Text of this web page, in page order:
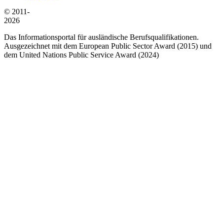
© 2011-
2026
Das Informationsportal für ausländische Berufsqualifikationen.
Ausgezeichnet mit dem European Public Sector Award (2015) und
dem United Nations Public Service Award (2024)